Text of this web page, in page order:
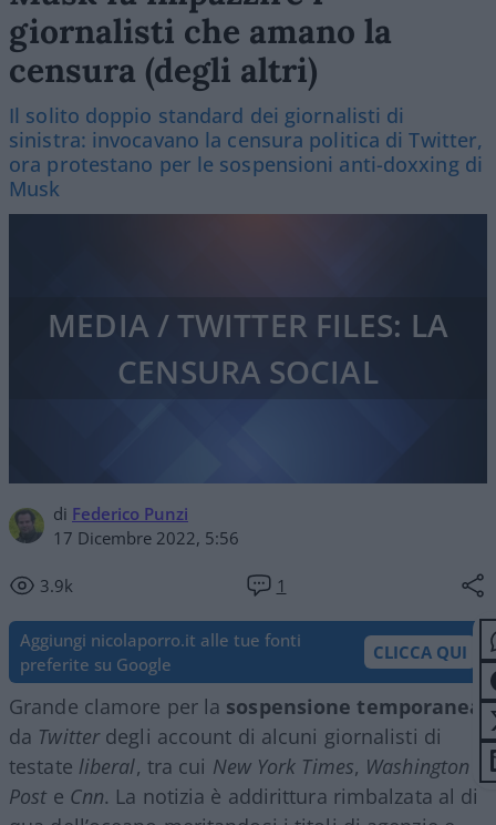
giornalisti che amano la
censura (degli altri)
Il solito doppio standard dei giornalisti di
sinistra: invocavano la censura politica di Twitter,
ora protestano per le sospensioni anti-doxxing di
Musk
di Federico Punzi
17 Dicembre 2022, 5:56
3.9k 1
MEDIA / TWITTER FILES: LA
CENSURA SOCIAL
Aggiungi nicolaporro.it alle tue fonti
preferite su Google
CLICCA QUI
Grande clamore per la sospensione temporanea
da Twitterdegli account di alcuni giornalisti di
testate liberal, tra cui New York Times, Washington
Post e Cnn. La notizia è addirittura rimbalzata al di